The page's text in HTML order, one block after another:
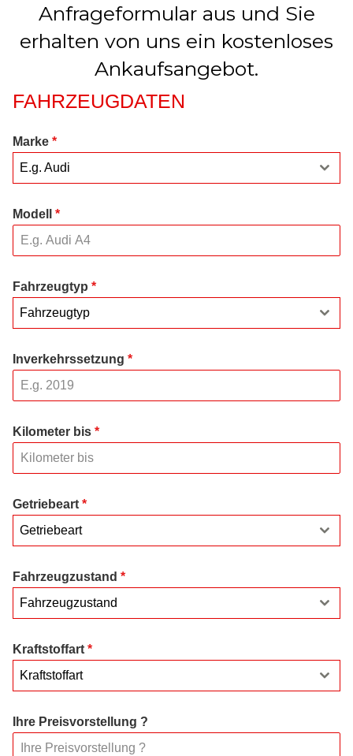
Anfrageformular aus und Sie
erhalten von uns ein kostenloses
Ankaufsangebot.
FAHRZEUGDATEN
Marke *
E.g. Audi
Modell *
Fahrzeugtyp *
Fahrzeugtyp
Inverkehrssetzung *
Kilometer bis *
Getriebeart *
Getriebeart
Fahrzeugzustand *
Fahrzeugzustand
Kraftstoffart *
Kraftstoffart
Ihre Preisvorstellung ?